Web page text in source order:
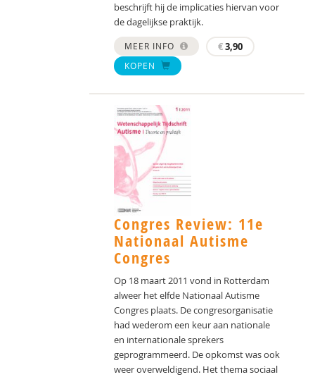
beschrijft hij de implicaties hiervan voor
de dagelijkse praktijk.
MEER INFO €3,90
KOPEN
Congres Review: 11e
Nationaal Autisme
Congres
Op 18 maart 2011 vond in Rotterdam
alweer het elfde Nationaal Autisme
Congres plaats. De congresorganisatie
had wederom een keur aan nationale
en internationale sprekers
geprogrammeerd. De opkomst was ook
weer overweldigend. Het thema sociaal